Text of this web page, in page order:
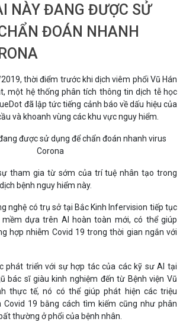
NÀY ĐANG ĐƯỢC SỬ
ĐOÁN NHANH
thời điểm trước khi dịch viêm phổi Vũ Hán
một hệ thống phân tích thông tin dịch tễ học
đã lập tức tiếng cảnh báo về dấu hiệu của
và khoanh vùng các khu vực nguy hiểm.
tham gia từ sớm của trí tuệ nhân tạo trong
bệnh nguy hiểm này.
nghệ có trụ sở tại Bắc Kinh Infervision tiếp tục
dựa trên AI hoàn toàn mới, có thể giúp
hợp nhiễm Covid 19 trong thời gian ngắn với
phát triển với sự hợp tác của các kỹ sư AI tại
bác sĩ giàu kinh nghiệm đến từ Bệnh viện Vũ
thực tế, nó có thể giúp phát hiện các triệu
Covid 19 bằng cách tìm kiếm cũng như phân
thường ở phổi của bệnh nhân.